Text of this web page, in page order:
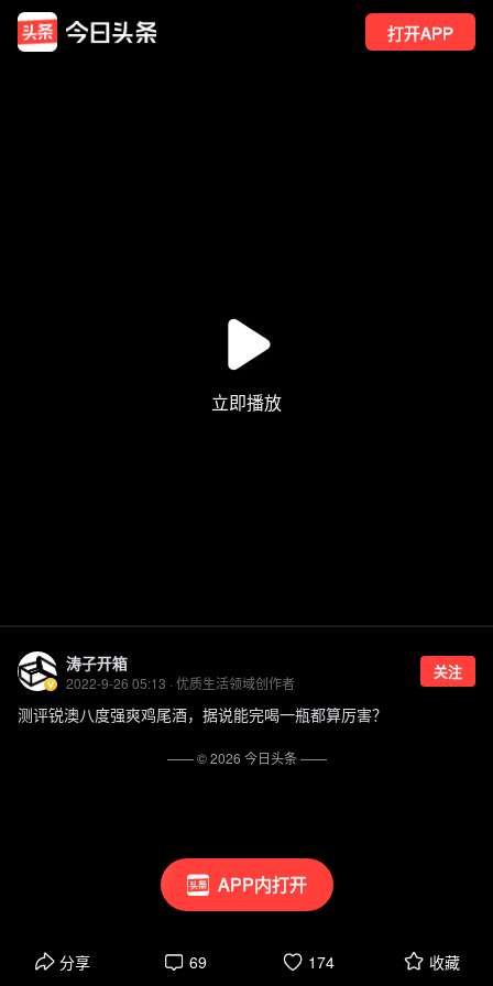
打开APP
APP内打开
涛子开箱
2022-9-26 05:13 · 优质生活领域创作者
关注
测评锐澳八度强爽鸡尾酒，据说能完喝一瓶都算厉害？
分享 69 174 收藏
—— ©2026 今日头条——